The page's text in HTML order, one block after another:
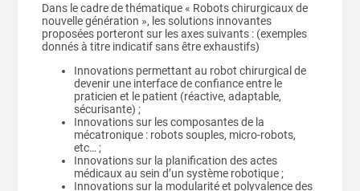
Dans le cadre de thématique « Robots chirurgicaux de
nouvelle génération », les solutions innovantes
proposées porteront sur les axes suivants : (exemples
donnés à titre indicatif sans être exhaustifs)
Innovations permettant au robot chirurgical de
devenir une interface de confiance entre le
praticien et le patient (réactive, adaptable,
sécurisante) ;
Innovations sur les composantes de la
mécatronique : robots souples, micro-robots,
etc… ;
Innovations sur la planification des actes
médicaux au sein d’un système robotique ;
Innovations sur la modularité et polyvalence des